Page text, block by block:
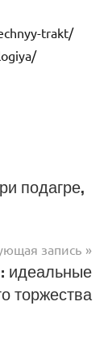
trakt/
подагре,
запись
идеальные
торжества